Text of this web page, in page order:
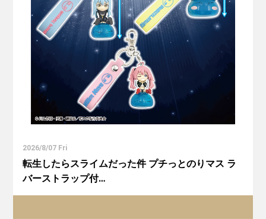
2026/8/07 Fri
転生したらスライムだった件 プチっとのりマス ラ
バーストラップ付…